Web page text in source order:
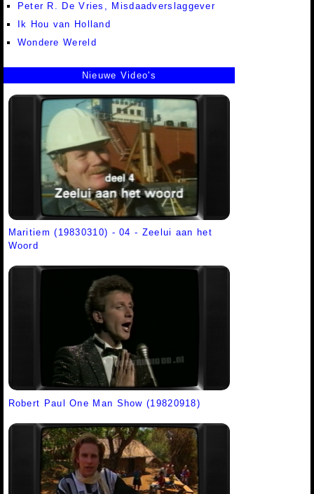
Peter R. De Vries, Misdaadverslaggever
Ik Hou van Holland
Wondere Wereld
Nieuwe Video's
Maritiem (19830310) - 04 - Zeelui aan het
Woord
Robert Paul One Man Show (19820918)